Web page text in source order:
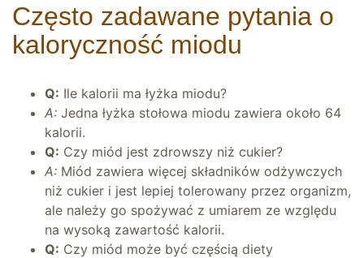
Często zadawane pytania o
kaloryczność miodu
Q: Ile kalorii ma łyżka miodu?
A: Jedna łyżka stołowa miodu zawiera około 64
kalorii.
Q: Czy miód jest zdrowszy niż cukier?
A: Miód zawiera więcej składników odżywczych
niż cukier i jest lepiej tolerowany przez organizm,
ale należy go spożywać z umiarem ze względu
na wysoką zawartość kalorii.
Q: Czy miód może być częścią diety